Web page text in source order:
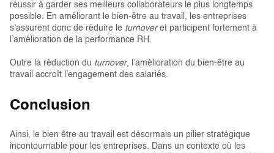
réussir à garder ses meilleurs collaborateurs le plus longtemps
possible. En améliorant le bien-être au travail, les entreprises
s’assurent donc de réduire le turnoveret participent fortement à
l’amélioration de la performance RH.
Outre la réduction du turnover, l’amélioration du bien-être au
travail accroît l’engagement des salariés.
Conclusion
Ainsi, le bien être au travail est désormais un pilier stratégique
incontournable pour les entreprises. Dans un contexte où les